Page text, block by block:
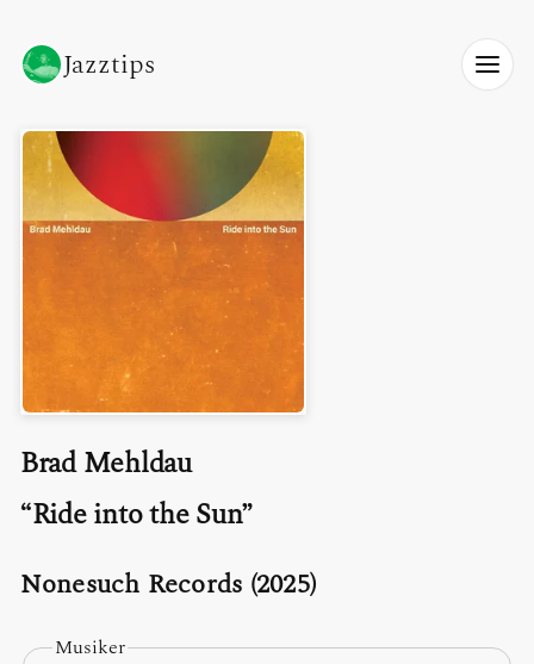
Jazztips
Brad Mehldau
Ride into the Sun
Nonesuch Records (2025)
Musiker